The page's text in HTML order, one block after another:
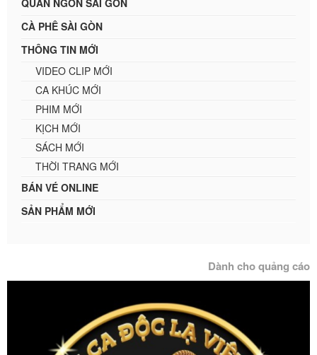
QUÁN NGON SÀI GÒN
CÀ PHÊ SÀI GÒN
THÔNG TIN MỚI
VIDEO CLIP MỚI
CA KHÚC MỚI
PHIM MỚI
KỊCH MỚI
SÁCH MỚI
THỜI TRANG MỚI
BÁN VÉ ONLINE
SẢN PHẨM MỚI
Dành cho quảng cáo